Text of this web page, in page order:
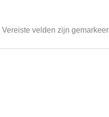
Vereiste velden zijn